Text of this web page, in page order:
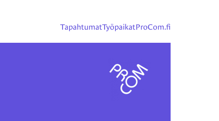
TapahtumatTyöpaikatProCom.fi